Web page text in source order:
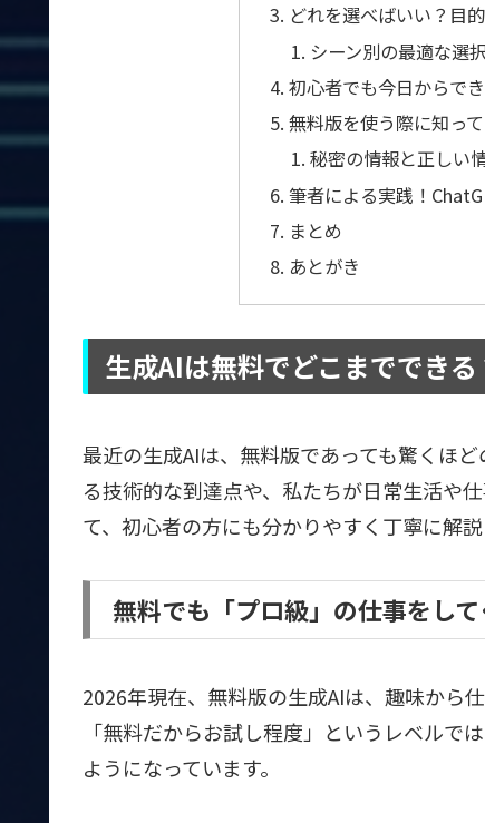
どれを選べばいい？目
シーン別の最適な選択
初心者でも今日からで
無料版を使う際に知っ
秘密の情報と正しい
筆者による実践！
まとめ
あとがき
生成AIは無料でどこまででき
最近の生成AIは、無料版であっても驚くほ
る技術的な到達点や、私たちが日常生活や
て、初心者の方にも分かりやすく丁寧に解説
無料でも「プロ級」の仕事をし
2026年現在、無料版の生成AIは、趣味から
「無料だからお試し程度」というレベルで
ようになっています。